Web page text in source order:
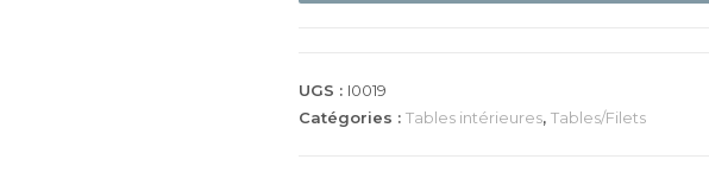
UGS : I0019
Catégories :Tables intérieures,Tables/Filets